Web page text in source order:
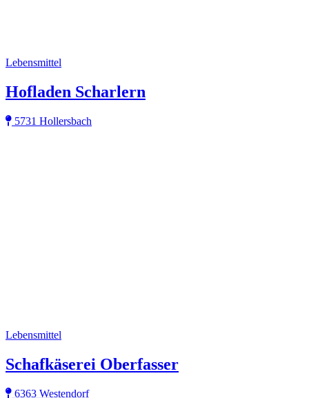
Lebensmittel
Hofladen Scharlern
5731 Hollersbach
Lebensmittel
Schafkäserei Oberfasser
6363 Westendorf